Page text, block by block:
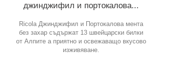
джинджифил и портокалова...
Ricola Джинджифил и Портокалова мента
без захар съдържат 13 швейцарски билки
от Алпите а приятно и освежаващо вкусово
изживяване.